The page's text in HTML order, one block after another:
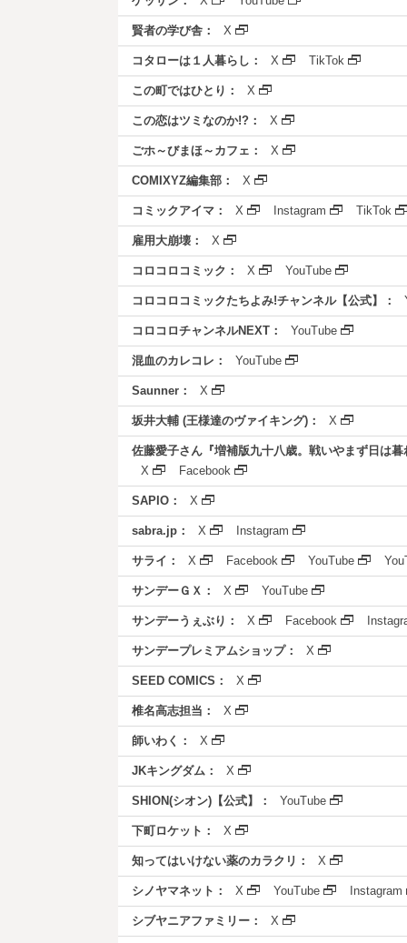
賢者の学び舎： X
コタローは１人暮らし： X TikTok
この町ではひとり： X
この恋はツミなのか!?： X
ごホ～びまほ～カフェ： X
COMIXYZ編集部： X
コミックアイマ： X Instagram TikTok
雇用大崩壊： X
コロコロコミック： X YouTube
コロコロコミックたちよみ!チャンネル【公式】：
コロコロチャンネルNEXT： YouTube
混血のカレコレ： YouTube
Saunner： X
坂井大輔 (王様達のヴァイキング)： X
佐藤愛子さん『増補版九十八歳。戦いやまず日は
X
Facebook
SAPIO： X
sabra.jp： X Instagram
サライ： X Facebook YouTube
サンデーＧＸ： X YouTube
サンデーうぇぶり： X Facebook
サンデープレミアムショップ： X
SEED COMICS： X
椎名高志担当： X
師いわく： X
JKキングダム： X
SHION(シオン)【公式】： YouTube
下町ロケット： X
知ってはいけない薬のカラクリ： X
シノヤマネット： X YouTube Instagram
シブヤニアファミリー： X